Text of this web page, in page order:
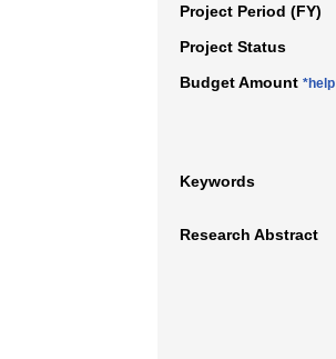
Project Period (FY)
Project Status
Budget Amount *help
Keywords
Research Abstract